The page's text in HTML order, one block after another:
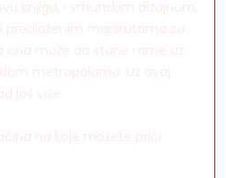
knjigu, i vrhunskim dizajnom,
maršrutama za
ona može da stane rame uz
metropolama. Uz ovaj
još više.
na koje možete prići